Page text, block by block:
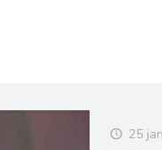
25